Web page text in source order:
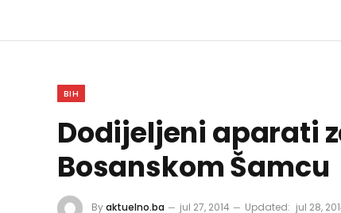
BIH
Dodijeljeni aparati
Bosanskom Šamcu
Byaktuelno.ba jul 27, 2014 Updated: jul 28,